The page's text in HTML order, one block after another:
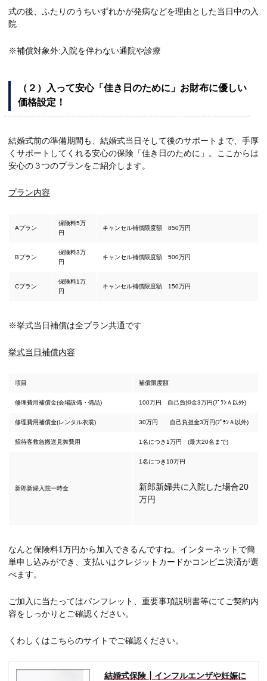
式の後、ふたりのうちいずれかが発病などを理由とした当日中の入
院
※補償対象外:入院を伴わない通院や診療
（２）入って安心「佳き日のために」お財布に優しい
価格設定！
結婚式前の準備期間も、結婚式当日そして後のサポートまで、手厚
くサポートしてくれる安心の保険「佳き日のために」。ここからは
安心の３つのプランをご紹介します。
プラン内容
Aプラン
保険料5万
円
キャンセル補償限度額 850万円
Bプラン
保険料3万
円
キャンセル補償限度額 500万円
Cプラン
保険料1万
円
キャンセル補償限度額 150万円
※挙式当日補償は全プラン共通です
挙式当日補償内容
項目 補償限度額
修理費用補償金(会場設備・備品) 100万円 自己負担金3万円(ﾌﾟﾗﾝＡ以外)
修理費用補償金(レンタル衣裳) 30万円 自己負担金3万円(ﾌﾟﾗﾝＡ以外)
招待客救急搬送見舞費用 1名につき1万円 (最大20名まで)
新郎新婦入院一時金
1名につき10万円
新郎新婦共に入院した場合20
万円
なんと保険料1万円から加入できるんですね。インターネットで簡
単申し込みができ、支払いはクレジットカードかコンビニ決済が選
べます。
ご加入に当たってはパンフレット、重要事項説明書等にてご契約内
容をしっかりとご確認ください。
くわしくはこちらのサイトでご確認ください。
結婚式保険┃インフルエンザや妊娠に